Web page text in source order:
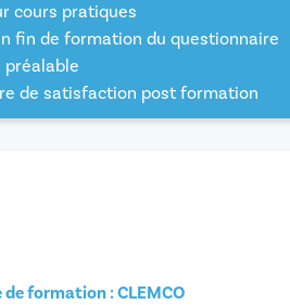
cours pratiques
fin de formation du questionnaire
préalable
de satisfaction post formation
de formation : CLEMCO